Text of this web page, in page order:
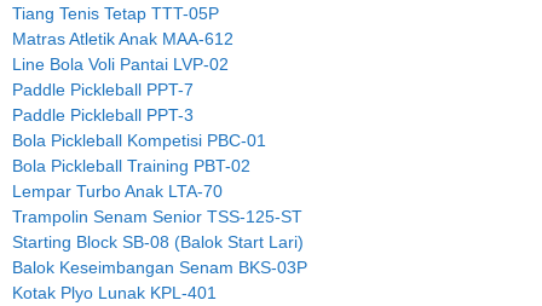
Tiang Tenis Tetap TTT-05P
Matras Atletik Anak MAA-612
Line Bola Voli Pantai LVP-02
Paddle Pickleball PPT-7
Paddle Pickleball PPT-3
Bola Pickleball Kompetisi PBC-01
Bola Pickleball Training PBT-02
Lempar Turbo Anak LTA-70
Trampolin Senam Senior TSS-125-ST
Starting Block SB-08 (Balok Start Lari)
Balok Keseimbangan Senam BKS-03P
Kotak Plyo Lunak KPL-401